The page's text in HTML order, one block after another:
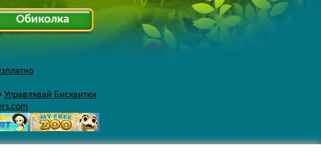
Обиколка
Управлявай Бисквитки